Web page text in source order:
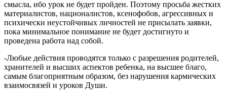
смысла, ибо урок не будет пройден. Поэтому просьба жестких
материалистов, националистов, ксенофобов, агрессивных и
психически неустойчивых личностей не присылать заявки,
пока минимальное понимание не будет достигнуто и
проведена работа над собой.
-Любые действия проводятся только с разрешения родителей,
хранителей и высших аспектов ребенка, на высшее благо,
самым благоприятным образом, без нарушения кармических
взаимосвязей и уроков Души.